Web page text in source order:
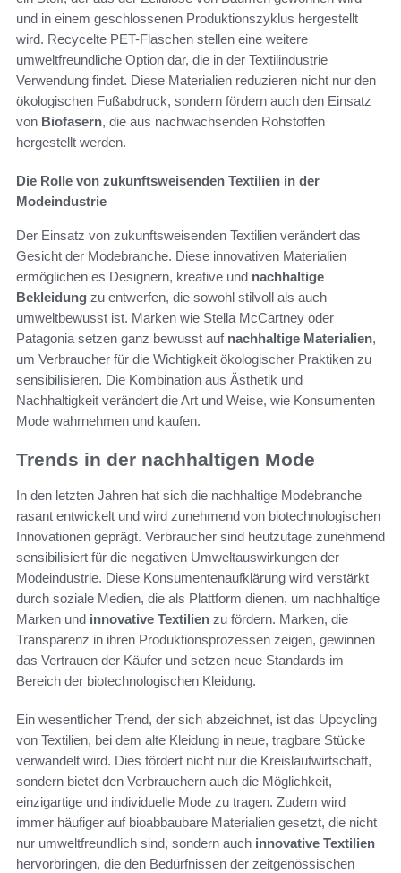
und in einem geschlossenen Produktionszyklus hergestellt
wird. Recycelte PET-Flaschen stellen eine weitere
umweltfreundliche Option dar, die in der Textilindustrie
Verwendung findet. Diese Materialien reduzieren nicht nur den
ökologischen Fußabdruck, sondern fördern auch den Einsatz
von Biofasern, die aus nachwachsenden Rohstoffen
hergestellt werden.
Die Rolle von zukunftsweisenden Textilien in der
Modeindustrie
Der Einsatz von zukunftsweisenden Textilien verändert das
Gesicht der Modebranche. Diese innovativen Materialien
ermöglichen es Designern, kreative und nachhaltige
Bekleidung zu entwerfen, die sowohl stilvoll als auch
umweltbewusst ist. Marken wie Stella McCartney oder
Patagonia setzen ganz bewusst auf nachhaltige Materialien,
um Verbraucher für die Wichtigkeit ökologischer Praktiken zu
sensibilisieren. Die Kombination aus Ästhetik und
Nachhaltigkeit verändert die Art und Weise, wie Konsumenten
Mode wahrnehmen und kaufen.
Trends in der nachhaltigen Mode
In den letzten Jahren hat sich die nachhaltige Modebranche
rasant entwickelt und wird zunehmend von biotechnologischen
Innovationen geprägt. Verbraucher sind heutzutage zunehmend
sensibilisiert für die negativen Umweltauswirkungen der
Modeindustrie. Diese Konsumentenaufklärung wird verstärkt
durch soziale Medien, die als Plattform dienen, um nachhaltige
Marken und innovative Textilien zu fördern. Marken, die
Transparenz in ihren Produktionsprozessen zeigen, gewinnen
das Vertrauen der Käufer und setzen neue Standards im
Bereich der biotechnologischen Kleidung.
Ein wesentlicher Trend, der sich abzeichnet, ist das Upcycling
von Textilien, bei dem alte Kleidung in neue, tragbare Stücke
verwandelt wird. Dies fördert nicht nur die Kreislaufwirtschaft,
sondern bietet den Verbrauchern auch die Möglichkeit,
einzigartige und individuelle Mode zu tragen. Zudem wird
immer häufiger auf bioabbaubare Materialien gesetzt, die nicht
nur umweltfreundlich sind, sondern auch innovative Textilien
hervorbringen, die den Bedürfnissen der zeitgenössischen